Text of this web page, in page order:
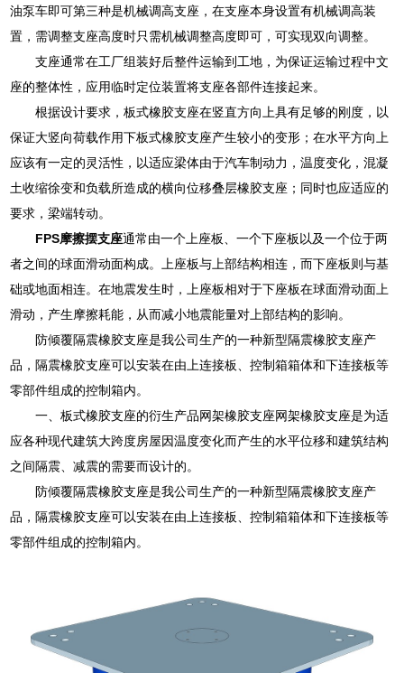
油泵车即可第三种是机械调高支座，在支座本身设置有机械调高装
置，需调整支座高度时只需机械调整高度即可，可实现双向调整。
支座通常在工厂组装好后整件运输到工地，为保证运输过程中文
座的整体性，应用临时定位装置将支座各部件连接起来。
根据设计要求，板式橡胶支座在竖直方向上具有足够的刚度，以
保证大竖向荷载作用下板式橡胶支座产生较小的变形；在水平方向上
应该有一定的灵活性，以适应梁体由于汽车制动力，温度变化，混凝
土收缩徐变和负载所造成的横向位移叠层橡胶支座；同时也应适应的
要求，梁端转动。
FPS摩擦摆支座通常由一个上座板、一个下座板以及一个位于两
者之间的球面滑动面构成。上座板与上部结构相连，而下座板则与基
础或地面相连。在地震发生时，上座板相对于下座板在球面滑动面上
滑动，产生摩擦耗能，从而减小地震能量对上部结构的影响。
防倾覆隔震橡胶支座是我公司生产的一种新型隔震橡胶支座产
品，隔震橡胶支座可以安装在由上连接板、控制箱箱体和下连接板等
零部件组成的控制箱内。
一、板式橡胶支座的衍生产品网架橡胶支座网架橡胶支座是为适
应各种现代建筑大跨度房屋因温度变化而产生的水平位移和建筑结构
之间隔震、减震的需要而设计的。
防倾覆隔震橡胶支座是我公司生产的一种新型隔震橡胶支座产
品，隔震橡胶支座可以安装在由上连接板、控制箱箱体和下连接板等
零部件组成的控制箱内。